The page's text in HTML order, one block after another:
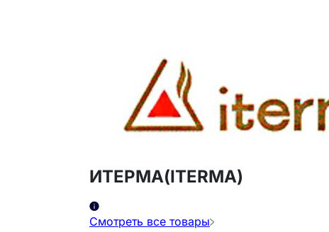
ИТЕРМА(ITERMA)
Смотреть все товары